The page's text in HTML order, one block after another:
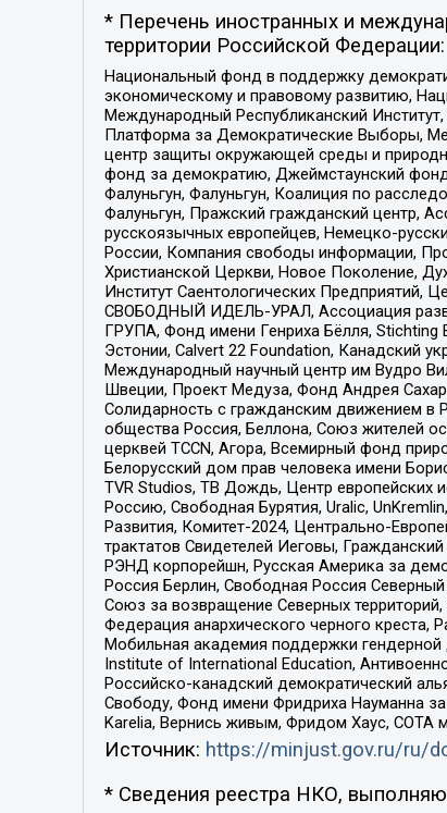
* Перечень иностранных и
территории Российской Федерации:
Национальный фонд в поддержку
экономическому и правовому развитию,
Международный Республиканский
Платформа за Демократические Выборы,
центр защиты окружающей среды и
фонд за демократию, Джеймстаунский
Фалуньгун, Фалуньгун, Коалиция по
Фалуньгун, Пражский гражданский центр,
русскоязычных европейцев, Немецко-
России, Компания свободы информации,
Христианской Церкви, Новое Поколение,
Институт Саентологических Предприятий,
СВОБОДНЫЙ ИДЕЛЬ-УРАЛ, Ассоциация
ГРУПА, Фонд имени Генриха Бёлля, Stichting
Эстонии, Calvert 22 Foundation, Канадский
Международный научный центр им Вудро
Швеции, Проект Медуза, Фонд Андрея
Солидарность с гражданским движением в
общества Россия, Беллона, Союз жителей
церквей TCCN, Агора, Всемирный фонд
Белорусский дом прав человека имени
TVR Studios, ТВ Дождь, Центр европейских
Россию, Свободная Бурятия, Uralic,
Развития, Комитет-2024, Центрально-
трактатов Свидетелей Иеговы,
РЭНД корпорейшн, Русская Америка за
Россия Берлин, Свободная Россия
Союз за возвращение Северных
Федерация анархического черного
Мобильная академия поддержки гендерной
Institute of International Education,
Российско-канадский демократический
Свободу, Фонд имени Фридриха Науманна
Karelia, Вернись живым, Фридом Хаус, СОТА
Источник: https://minjust.gov.ru/ru/
* Сведения реестра НКО,